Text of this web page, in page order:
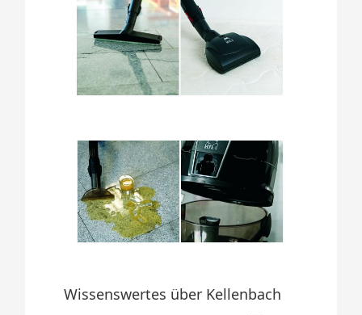
Wissenswertes über Kellenbach